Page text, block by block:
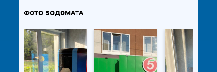
ФОТО ВОДОМАТА